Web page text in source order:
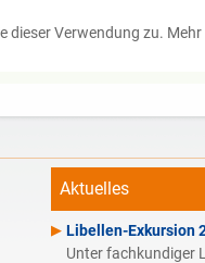
dieser Verwendung zu.
Aktuelles
Libellen-Exkursion
Unter fachkundiger